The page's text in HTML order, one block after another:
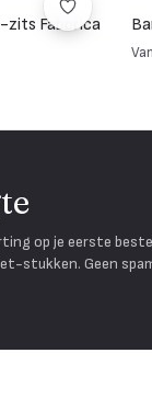
zits Fabbrica
op je eerste
stukken. Geen